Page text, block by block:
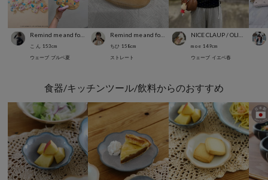
こ ん 153cm
ウェーブ ブルベ夏
ちひ 158cm
ストレート
m o e 149cm
ウェーブ イエベ春
食器/キッチンツール/飲料からのおすすめ